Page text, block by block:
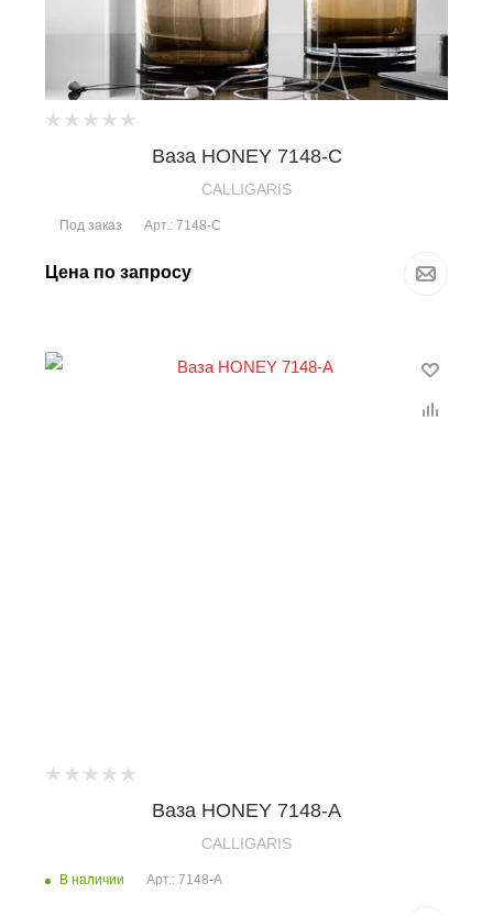
Ваза HONEY 7148-C
CALLIGARIS
Под заказ Арт.: 7148-C
Цена по запросу
Ваза HONEY 7148-A
CALLIGARIS
В наличии Арт.: 7148-A